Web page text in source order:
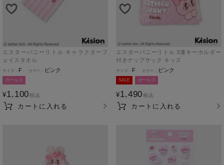
エスターバニーリトル キャラクターフ
ェイスタオル
F
ピンク
ガールズ
¥1,100 税込
カートに入れる
エスターバニーリトル 3連キーホルダー
付きナップサック キッズ
F
ピンク
SALE ガールズ
¥1,490 税込
カートに入れる